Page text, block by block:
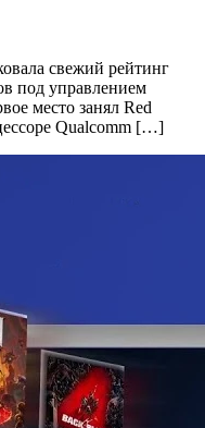
свежий рейтинг
под управлением
место занял Red
Qualcomm […]